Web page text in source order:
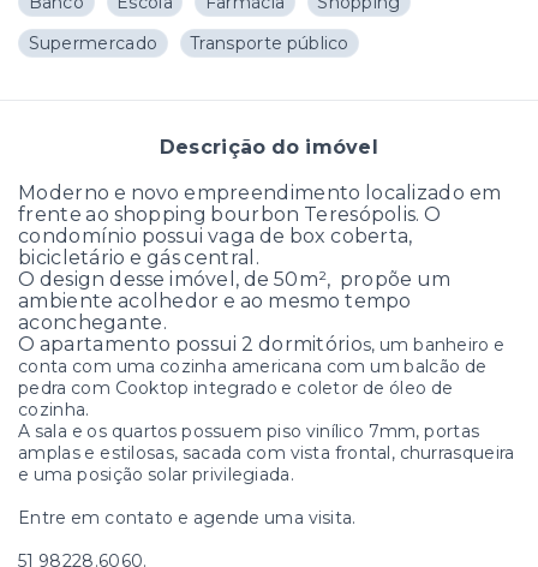
Supermercado
Transporte público
Descrição do imóvel
Moderno e novo empreendimento localizado em
frente ao shopping bourbon Teresópolis. O
condomínio possui vaga de box coberta,
bicicletário e gás central.
O design desse imóvel, de 50m², propõe um
ambiente acolhedor e ao mesmo tempo
aconchegante.
O apartamento possui 2 dormitórios, um banheiro e
conta com uma cozinha americana com um balcão de
pedra com Cooktop integrado e coletor de óleo de
cozinha.
A sala e os quartos possuem piso vinílico 7mm, portas
amplas e estilosas, sacada com vista frontal, churrasqueira
e uma posição solar privilegiada.
Entre em contato e agende uma visita.
51 98228.6060.